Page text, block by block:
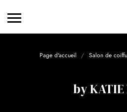
Page d'accueil Salon de
by KATIE